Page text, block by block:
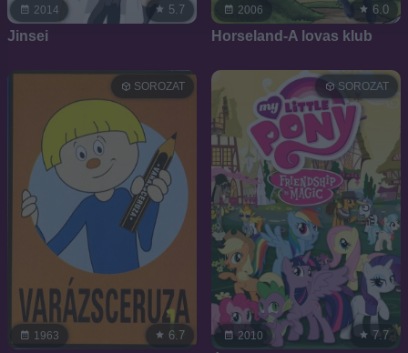
2014 5.7
Jinsei
2006 6.0
Horseland-A lovas klub
1963
SOROZAT
6.7 2010
SOROZAT
7.7